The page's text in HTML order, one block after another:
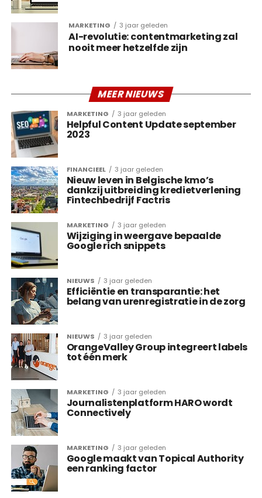
MARKETING 3 jaar geleden
AI-revolutie: contentmarketing zal
nooit meer hetzelfde zijn
MEER NIEUWS
MARKETING 3 jaar geleden
Helpful Content Update september
2023
FINANCIEEL 3 jaar geleden
Nieuw leven in Belgische kmo’s
dankzij uitbreiding kredietverlening
Fintechbedrijf Factris
MARKETING 3 jaar geleden
Wijziging in weergave bepaalde
Google rich snippets
NIEUWS 3 jaar geleden
Efficiëntie en transparantie: het
belang van urenregistratie in de zorg
NIEUWS 3 jaar geleden
OrangeValley Group integreert labels
tot één merk
MARKETING 3 jaar geleden
Journalistenplatform HARO wordt
Connectively
MARKETING 3 jaar geleden
Google maakt van Topical Authority
een ranking factor